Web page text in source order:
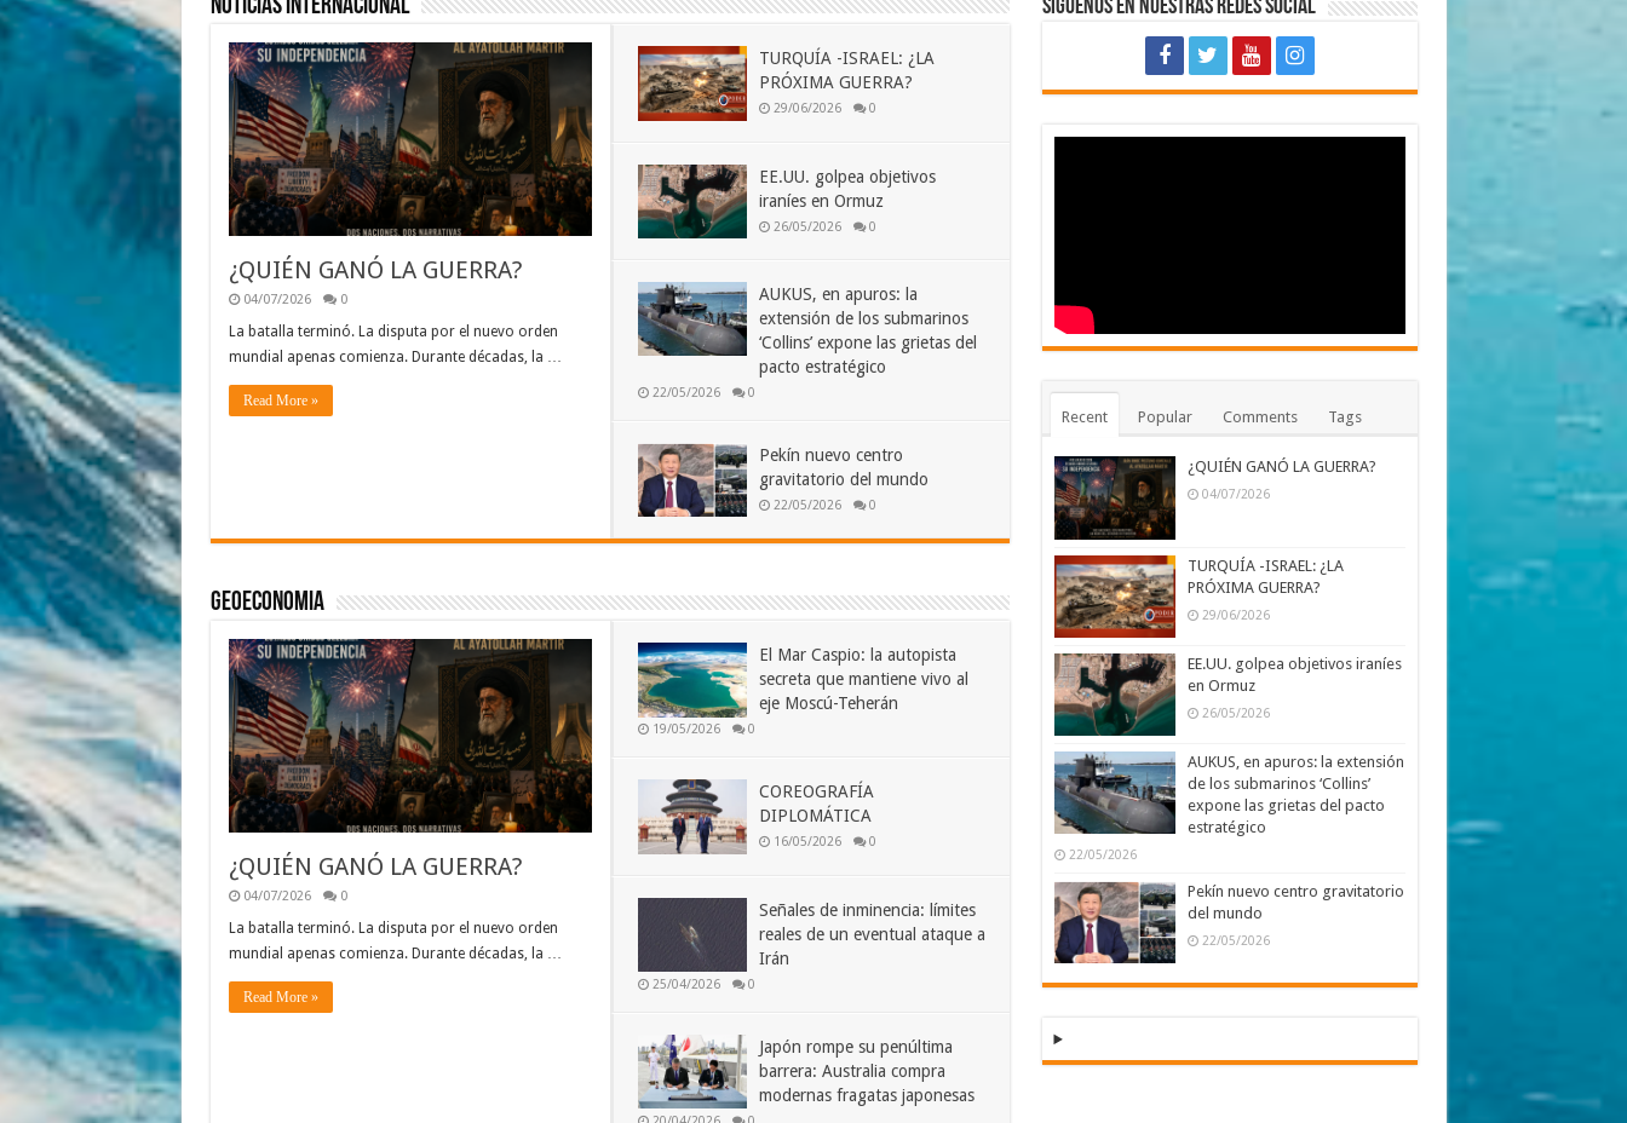
Noticias Internacional
¿QUIÉN GANÓ LA GUERRA?
04/07/2026 0
La batalla terminó. La disputa por el nuevo orden
mundial apenas comienza. Durante décadas, la …
Read More »
TURQUÍA -ISRAEL: ¿LA
PRÓXIMA GUERRA?
29/06/2026 0
EE.UU. golpea objetivos
iraníes en Ormuz
26/05/2026 0
AUKUS, en apuros: la
extensión de los submarinos
‘Collins’ expone las grietas del
pacto estratégico
22/05/2026 0
Pekín nuevo centro
gravitatorio del mundo
22/05/2026 0
Geoeconomia
¿QUIÉN GANÓ LA GUERRA?
04/07/2026 0
La batalla terminó. La disputa por el nuevo orden
mundial apenas comienza. Durante décadas, la …
Read More »
El Mar Caspio: la autopista
secreta que mantiene vivo al
eje Moscú-Teherán
19/05/2026 0
COREOGRAFÍA
DIPLOMÁTICA
16/05/2026 0
Señales de inminencia: límites
reales de un eventual ataque a
Irán
25/04/2026 0
Japón rompe su penúltima
barrera: Australia compra
modernas fragatas japonesas
Siguenos en Nuestras Redes Social
Recent Popular Comments Tags
¿QUIÉN GANÓ LA GUERRA?
04/07/2026
TURQUÍA -ISRAEL: ¿LA
PRÓXIMA GUERRA?
29/06/2026
EE.UU. golpea objetivos iraníes
en Ormuz
26/05/2026
AUKUS, en apuros: la extensión
de los submarinos ‘Collins’
expone las grietas del pacto
estratégico
22/05/2026
Pekín nuevo centro gravitatorio
del mundo
22/05/2026